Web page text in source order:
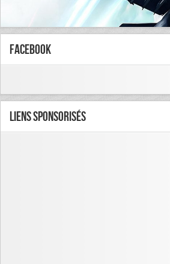
FaceBook
Liens Sponsorisés